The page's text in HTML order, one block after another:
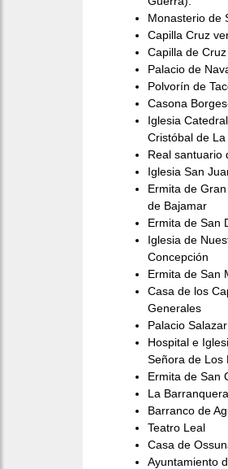
Monasterio de
Capilla Cruz
Capilla de
Palacio de
Polvorín de
Casona
Iglesia
Cristóbal de
Real santuario
Iglesia San
Ermita de
de Bajamar
Ermita de San
Iglesia de
Concepción
Ermita de San
Casa de los
Generales
Palacio Salazar
Hospital e
Señora de Los
Ermita de San
La Barranquera
Barranco de
Teatro Leal
Casa de
Ayuntamiento